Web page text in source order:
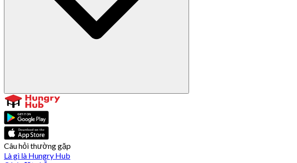
Câu hỏi thường gặp
Là gì là Hungry Hub